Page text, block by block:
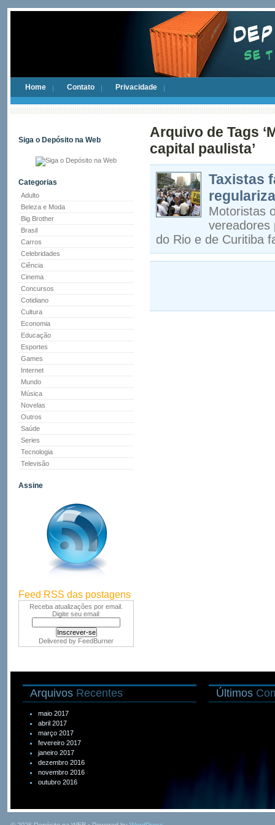
Home Contato Privacidade
Siga o Depósito na Web
Categorias
Adulto
Beleza e Moda
Big Brother
Brasil
Carros
Celebridades
Ciência
Cinema
Concursos
Cotidiano
Cultura
Economia
Educação
Esportes
Games
Internet
Mundo
Música
Novelas
Outros
Saúde
Series
Tecnologia
Televisão
Assine
Feed RSS das postagens
Receba atualizações por email.
Digite seu email:
Delivered by FeedBurner
Arquivo de Tags
capital paulista’
Taxistas
Motoristas
vereadores
do Rio e de Curitiba
Arquivos Recentes
maio 2017
abril 2017
março 2017
fevereiro 2017
janeiro 2017
dezembro 2016
novembro 2016
outubro 2016
Últimos